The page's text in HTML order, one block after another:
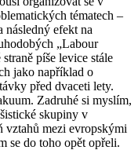
tématech –
následný efekt na
„Labour
píše levice stále
jako například o
před dvaceti lety.
Zadruhé si myslím,
skupiny v
vztahů mezi evropskými
se do toho opět opřeli.